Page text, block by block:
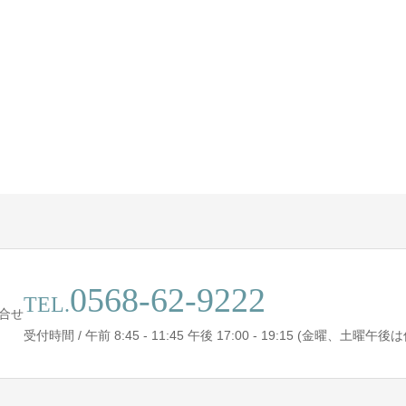
せTEL.0568-62-9222
受付時間 / 午前 8:45 - 11:45 午後 17:00 - 19:15 (金曜、土曜午後は